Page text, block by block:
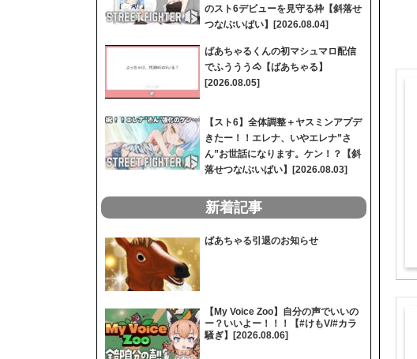
のスト6デビューを見守る枠【斜落せ
つな/ぶいぱい】[2026.08.04]
ばあちゃるくんの初マシュマロ配信
でふううう🐴【ばあちゃる】
[2026.08.05]
【スト6】全体調整＋ヤスミンアプデ
きたー！！エレナ、いやエレナ”さ
ん”お世話になります。ケン！？【斜
落せつな/ぶいぱい】[2026.08.03]
新着記事
ばあちゃる引退のお知らせ
【My Voice Zoo】自分の声でいいの
ー？いいよー！！！【#けもV/#カラ
騒ぎ】[2026.08.06]